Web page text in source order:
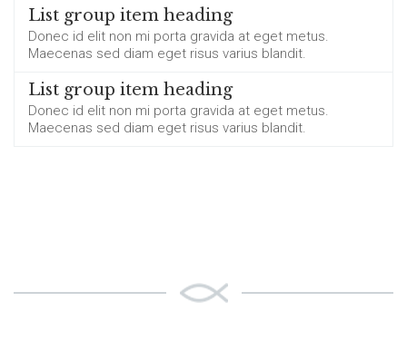
List group item heading
Donec id elit non mi porta gravida at eget metus.
Maecenas sed diam eget risus varius blandit.
List group item heading
Donec id elit non mi porta gravida at eget metus.
Maecenas sed diam eget risus varius blandit.